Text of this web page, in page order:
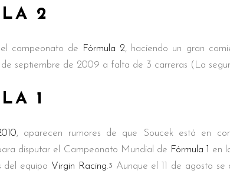
2
campeonato de Fórmula 2, haciendo un gran
de septiembre de 2009 a falta de 3 carreras (La
1
, aparecen rumores de que Soucek está en
disputar el Campeonato Mundial de Fórmula 1 en
del equipo Virgin Racing.3 Aunque el 11 de agosto